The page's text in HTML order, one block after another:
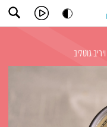
ויריב גוטליב